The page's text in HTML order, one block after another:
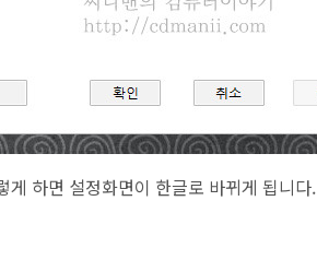
하면 설정화면이 한글로 바뀌게 됩니다.